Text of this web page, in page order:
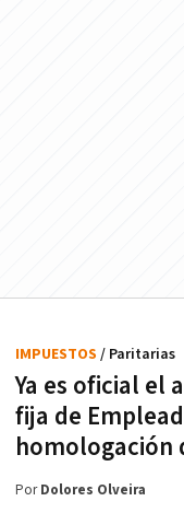
Ya es oficial el
fija de
homologación
IMPUESTOS / Paritarias
PorDolores Olveira